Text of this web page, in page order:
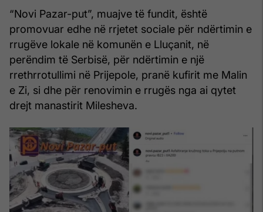
“Novi Pazar-put”, muajve të fundit, është
promovuar edhe në rrjetet sociale për ndërtimin e
rrugëve lokale në komunën e Lluçanit, në
perëndim të Serbisë, për ndërtimin e një
rrethrrotullimi në Prijepole, pranë kufirit me Malin
e Zi, si dhe për renovimin e rrugës nga ai qytet
drejt manastirit Milesheva.